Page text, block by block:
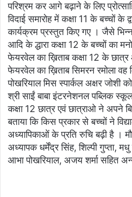
परिश्रम कर आगे बढ़ाने के लिए
विदाई समारोह में कक्षा 11 के बच्चों के
कार्यक्रम प्रस्तुत किए गए । जैसे
आदि के द्धारा कक्षा 12 के बच्चों का
फेयरवेल का ख़िताब कक्षा 12 के छात्र
फेयरवेल का ख़िताब सिमरन रमोला वह
पोखरियाल मिस स्पार्कल अक्षर जोशी
श्री साईं बाबा इंटरनेशनल पब्लिक
कक्षा 12 छात्र एवं छात्राओ ने अपने
बताया कि किस प्रकार से बच्चों ने
अध्यापिकाओं के प्रति रुचि बढ़ी है ।
अध्यापक धर्मेंद्र सिंह, शिल्पी गुप्ता, मधु
आभा पोखरियाल, अजय शर्मा सहित